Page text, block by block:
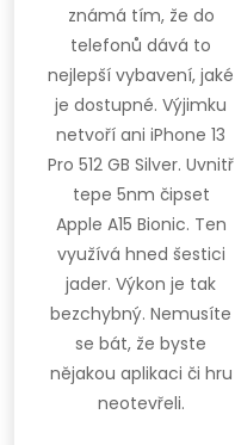
známá tím, že do
telefonů dává to
nejlepší vybavení, jaké
je dostupné. Výjimku
netvoří ani iPhone 13
Pro 512 GB Silver. Uvnitř
tepe 5nm čipset
Apple A15 Bionic. Ten
využívá hned šestici
jader. Výkon je tak
bezchybný. Nemusíte
se bát, že byste
nějakou aplikaci či hru
neotevřeli.